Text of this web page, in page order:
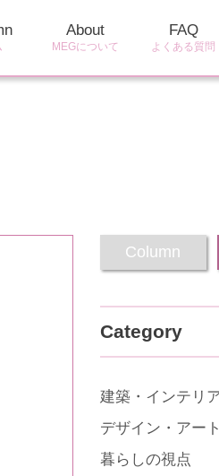
About
MEGについて
FAQ
よくある質問
Column
Category
建築・インテリ
デザイン・アート
暮らしの視点